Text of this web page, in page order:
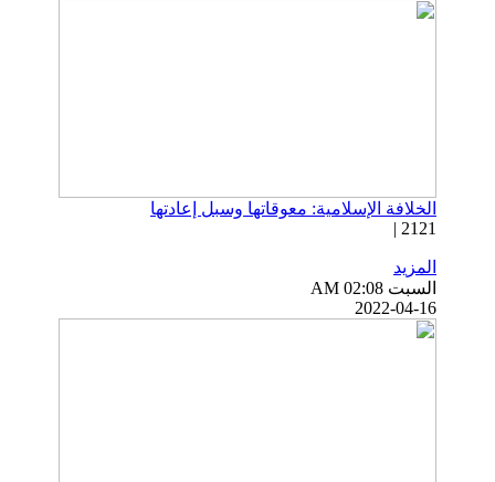
الخلافة الإسلامية: معوقاتها وسبل إعادتها
2121 |
المزيد
السبت AM 02:08
2022-04-16